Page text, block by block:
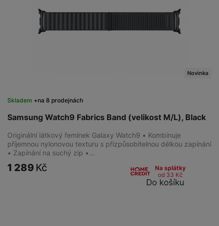
Samsung Watch9 Fabrics Band (velikost M/L), Black
Skladem na 8 prodejnách
Novinka
Originální látkový řemínek Galaxy Watch9 • Kombinuje
příjemnou nylonovou texturu s přizpůsobitelnou délkou zapínání
• Zapínání na suchý zip •…
1 289 Kč
Na splátky
od 33 Kč
Do košíku